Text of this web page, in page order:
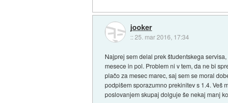
jooker
::25. mar 2016, 17:34
Najprej sem delal prek študentskega
mesece in pol. Problem ni v tem, da ne bi
plačo za mesec marec, saj sem se moral
podpišem sporazumno prekinitev s 1.4. Veš
poslovanjem skupaj dolguje še nekaj manj